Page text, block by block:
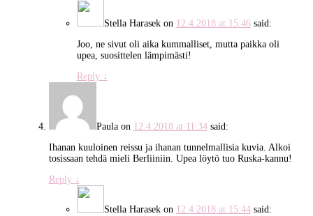
Stella Harasekon 12.4.2018 at 15:46 said:
Joo, ne sivut oli aika kummalliset, mutta paikka oli
upea, suosittelen lämpimästi!
Reply ↓
Paulaon 12.4.2018 at 11:34 said:
Ihanan kuuloinen reissu ja ihanan tunnelmallisia kuvia. Alkoi
tosissaan tehdä mieli Berliiniin. Upea löytö tuo Ruska-kannu!
Reply ↓
Stella Harasekon 12.4.2018 at 15:44 said: